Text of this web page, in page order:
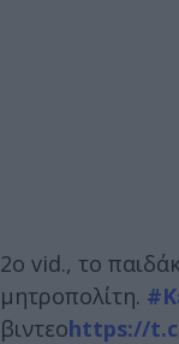
2o vid., το
μητροπολίτη.
βιντεοhttps://